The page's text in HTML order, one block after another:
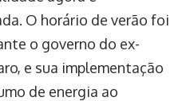
O horário de verão foi
o governo do ex-
e sua implementação
de energia ao